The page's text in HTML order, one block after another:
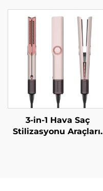
Milyon/adet/m³
Plazma 4 Isıtma Ayarı
Hafif Mini Saç
Kurutma Makinesi
3-in-1 Hava Saç
Stilizasyonu Araçları,